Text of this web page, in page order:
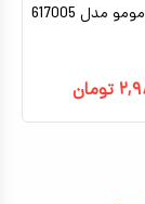
مدل 617005
تومان